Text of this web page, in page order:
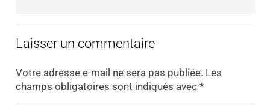
Laisser un commentaire
Votre adresse e-mail ne sera pas publiée. Les
champs obligatoires sont indiqués avec *